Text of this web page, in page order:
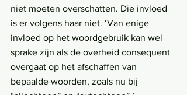
niet moeten overschatten. Die invloed
is er volgens haar niet. ‘Van enige
invloed op het woordgebruik kan wel
sprake zijn als de overheid consequent
overgaat op het afschaffen van
bepaalde woorden, zoals nu bij